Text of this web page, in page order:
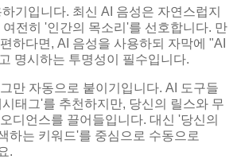
기입니다. 최신 AI 음성은 자연스럽지
전히 '인간의 목소리'를 선호합니다. 만
하다면, AI 음성을 사용하되 자막에 "AI
명시하는 투명성이 필수입니다.
만 자동으로 붙이기입니다. AI 도구들
태그'를 추천하지만, 당신의 릴스와 무
디언스를 끌어들입니다. 대신 '당신의
하는 키워드'를 중심으로 수동으로
.